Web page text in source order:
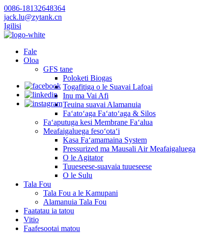
0086-18132648364
jack.lu@zytank.cn
Igilisi
Fale
Oloa
GFS tane
Poloketi Biogas
Togafitiga o le Suavai Lafoai
Inu ma Vai Afi
Teuina suavai Alamanuia
Faʻatoʻaga Faʻatoʻaga & Silos
Faʻaputuga kesi Membrane Faʻalua
Meafaigaluega fesoʻotaʻi
Kasa Faʻamamaina System
Pressurized ma Mausali Air Meafaigaluega
O le Agitator
Tuueseese-suavaia tuueseese
O le Sulu
Tala Fou
Tala Fou a le Kamupani
Alamanuia Tala Fou
Faatatau ia tatou
Vitio
Faafesootai matou